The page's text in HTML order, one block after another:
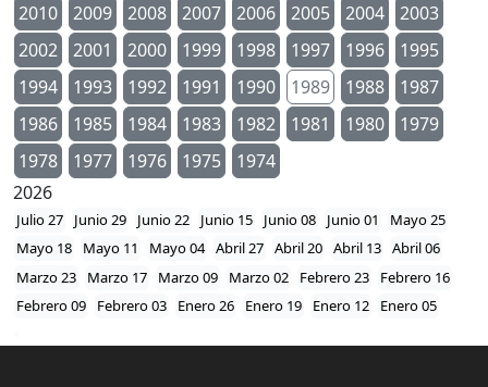
2010
2009 2008 2007 2006 2005 2004
2003
2002
2001 2000 1999 1998 1997 1996
1995
1994
1993 1992 1991 1990 1989 1988
1987
1986
1985 1984 1983 1982 1981 1980
1979
1978
1977 1976 1975
1974
2026
Julio 27 Junio 29 Junio 22 Junio 15 Junio 08 Junio 01
Mayo 25
Mayo 18
Mayo 11 Mayo 04 Abril 27 Abril 20 Abril 13 Abril 06
Marzo 23
Marzo 17 Marzo 09 Marzo 02 Febrero 23
Febrero 16
Febrero 09
Febrero 03 Enero 26 Enero 19 Enero 12 Enero 05